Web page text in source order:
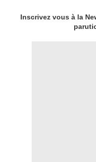
Inscrivez vous à la